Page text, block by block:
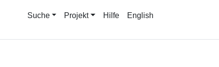
Suche Projekt Hilfe English